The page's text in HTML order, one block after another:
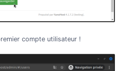
compte utilisateur !